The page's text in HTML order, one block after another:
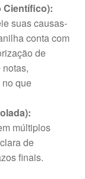
Científico):
suas causas-
conta com
de
que
múltiplos
de
finais.